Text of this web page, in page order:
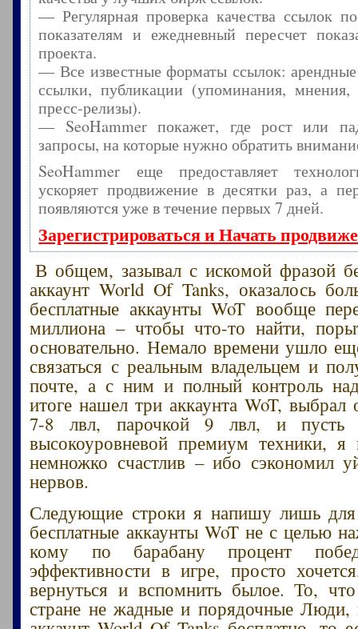
— Регулярная проверка качества ссылок
показателям и ежедневный пересчет
проекта.
— Все известные форматы ссылок:
ссылки, публикации (упоминания, мнения,
пресс-релизы).
— SeoHammer покажет, где рост или
запросы, на которые нужно обратить
SeoHammer еще предоставляет
ускоряет продвижение в десятки раз, а
появляются уже в течение первых 7 дней.
Зарегистрироваться и Начать
В общем, зазывал с искомой фразой
аккаунт World Of Tanks, оказалось
бесплатные аккаунты WoT вообще
миллиона – чтобы что-то найти,
основательно. Немало времени ушло
связаться с реальным владельцем и
почте, а с ним и полный контроль
итоге нашел три аккаунта WoT, выбрал
7-8 лвл, парочкой 9 лвл, и
высокоуровневой премиум техники,
немножко счастлив – ибо сэкономил
нервов.
Следующие строки я напишу лишь
бесплатные аккаунты WoT не с целью
кому по барабану процент
эффективности в игре, просто
вернуться и вспомнить былое. То,
стране не жадные и порядочные Люди,